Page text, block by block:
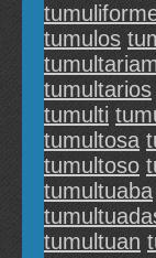
tumulos
tumultarios
tumulti
tumultosa
tumultoso
tumultuaba
tumultuan